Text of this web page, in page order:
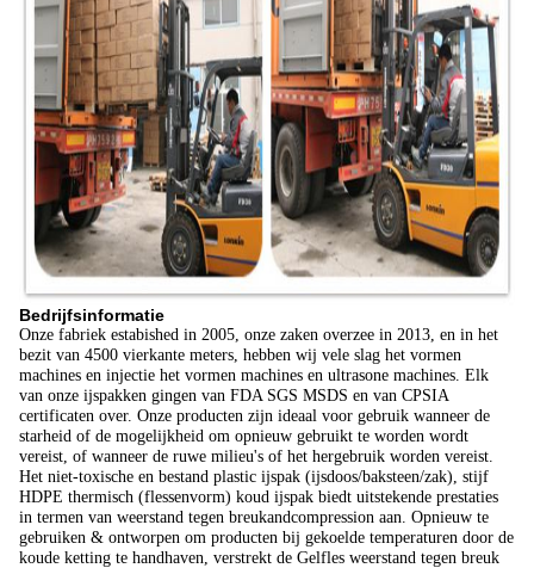
Bedrijfsinformatie
Onze fabriek estabished in 2005, onze zaken overzee in 2013, en in het
bezit van 4500 vierkante meters, hebben wij vele slag het vormen
machines en injectie het vormen machines en ultrasone machines. Elk
van onze ijspakken gingen van FDA SGS MSDS en van CPSIA
certificaten over. Onze producten zijn ideaal voor gebruik wanneer de
starheid of de mogelijkheid om opnieuw gebruikt te worden wordt
vereist, of wanneer de ruwe milieu's of het hergebruik worden vereist.
Het niet-toxische en bestand plastic ijspak (ijsdoos/baksteen/zak), stijf
HDPE thermisch (flessenvorm) koud ijspak biedt uitstekende prestaties
in termen van weerstand tegen breukandcompression aan. Opnieuw te
gebruiken & ontworpen om producten bij gekoelde temperaturen door de
koude ketting te handhaven, verstrekt de Gelfles weerstand tegen breuk